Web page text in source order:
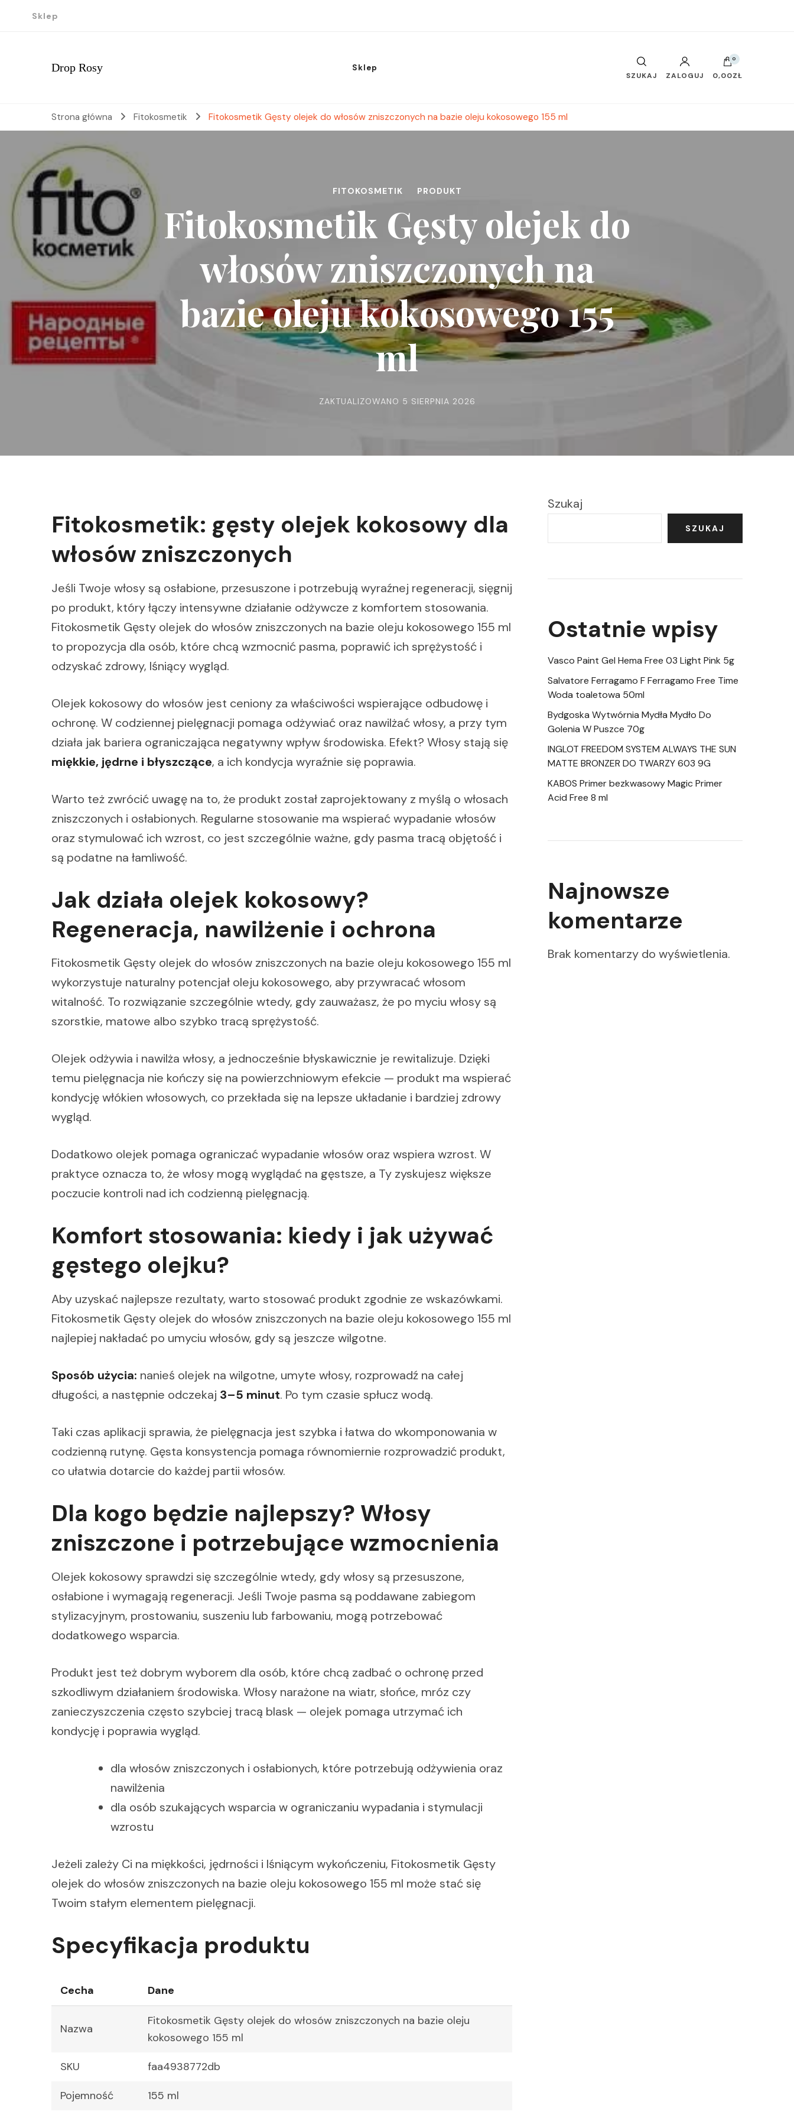
Sklep
Drop Rosy Sklep
SZUKAJ ZALOGUJ
0
0,00ZŁ
Strona główna Fitokosmetik Fitokosmetik Gęsty olejek do włosów zniszczonych na bazie oleju kokosowego 155 ml
FITOKOSMETIK PRODUKT
Fitokosmetik Gęsty olejek do
włosów zniszczonych na
bazie oleju kokosowego 155
ml
ZAKTUALIZOWANO 5 SIERPNIA 2026
Fitokosmetik: gęsty olejek kokosowy dla
włosów zniszczonych
Jeśli Twoje włosy są osłabione, przesuszone i potrzebują wyraźnej regeneracji, sięgnij
po produkt, który łączy intensywne działanie odżywcze z komfortem stosowania.
Fitokosmetik Gęsty olejek do włosów zniszczonych na bazie oleju kokosowego 155 ml
to propozycja dla osób, które chcą wzmocnić pasma, poprawić ich sprężystość i
odzyskać zdrowy, lśniący wygląd.
Olejek kokosowy do włosów jest ceniony za właściwości wspierające odbudowę i
ochronę. W codziennej pielęgnacji pomaga odżywiać oraz nawilżać włosy, a przy tym
działa jak bariera ograniczająca negatywny wpływ środowiska. Efekt? Włosy stają się
miękkie, jędrne i błyszczące, a ich kondycja wyraźnie się poprawia.
Warto też zwrócić uwagę na to, że produkt został zaprojektowany z myślą o włosach
zniszczonych i osłabionych. Regularne stosowanie ma wspierać wypadanie włosów
oraz stymulować ich wzrost, co jest szczególnie ważne, gdy pasma tracą objętość i
są podatne na łamliwość.
Jak działa olejek kokosowy?
Regeneracja, nawilżenie i ochrona
Fitokosmetik Gęsty olejek do włosów zniszczonych na bazie oleju kokosowego 155 ml
wykorzystuje naturalny potencjał oleju kokosowego, aby przywracać włosom
witalność. To rozwiązanie szczególnie wtedy, gdy zauważasz, że po myciu włosy są
szorstkie, matowe albo szybko tracą sprężystość.
Olejek odżywia i nawilża włosy, a jednocześnie błyskawicznie je rewitalizuje. Dzięki
temu pielęgnacja nie kończy się na powierzchniowym efekcie — produkt ma wspierać
kondycję włókien włosowych, co przekłada się na lepsze układanie i bardziej zdrowy
wygląd.
Dodatkowo olejek pomaga ograniczać wypadanie włosów oraz wspiera wzrost. W
praktyce oznacza to, że włosy mogą wyglądać na gęstsze, a Ty zyskujesz większe
poczucie kontroli nad ich codzienną pielęgnacją.
Komfort stosowania: kiedy i jak używać
gęstego olejku?
Aby uzyskać najlepsze rezultaty, warto stosować produkt zgodnie ze wskazówkami.
Fitokosmetik Gęsty olejek do włosów zniszczonych na bazie oleju kokosowego 155 ml
najlepiej nakładać po umyciu włosów, gdy są jeszcze wilgotne.
Sposób użycia: nanieś olejek na wilgotne, umyte włosy, rozprowadź na całej
długości, a następnie odczekaj 3–5 minut. Po tym czasie spłucz wodą.
Taki czas aplikacji sprawia, że pielęgnacja jest szybka i łatwa do wkomponowania w
codzienną rutynę. Gęsta konsystencja pomaga równomiernie rozprowadzić produkt,
co ułatwia dotarcie do każdej partii włosów.
Dla kogo będzie najlepszy? Włosy
zniszczone i potrzebujące wzmocnienia
Olejek kokosowy sprawdzi się szczególnie wtedy, gdy włosy są przesuszone,
osłabione i wymagają regeneracji. Jeśli Twoje pasma są poddawane zabiegom
stylizacyjnym, prostowaniu, suszeniu lub farbowaniu, mogą potrzebować
dodatkowego wsparcia.
Produkt jest też dobrym wyborem dla osób, które chcą zadbać o ochronę przed
szkodliwym działaniem środowiska. Włosy narażone na wiatr, słońce, mróz czy
zanieczyszczenia często szybciej tracą blask — olejek pomaga utrzymać ich
kondycję i poprawia wygląd.
dla włosów zniszczonych i osłabionych, które potrzebują odżywienia oraz
nawilżenia
dla osób szukających wsparcia w ograniczaniu wypadania i stymulacji
wzrostu
Jeżeli zależy Ci na miękkości, jędrności i lśniącym wykończeniu, Fitokosmetik Gęsty
olejek do włosów zniszczonych na bazie oleju kokosowego 155 ml może stać się
Twoim stałym elementem pielęgnacji.
Specyfikacja produktu
Cecha Dane
Nazwa
Fitokosmetik Gęsty olejek do włosów zniszczonych na bazie oleju
kokosowego 155 ml
SKU faa4938772db
Pojemność 155 ml
Szukaj
SZUKAJ
Ostatnie wpisy
Vasco Paint Gel Hema Free 03 Light Pink 5g
Salvatore Ferragamo F Ferragamo Free Time
Woda toaletowa 50ml
Bydgoska Wytwórnia Mydła Mydło Do
Golenia W Puszce 70g
INGLOT FREEDOM SYSTEM ALWAYS THE SUN
MATTE BRONZER DO TWARZY 603 9G
KABOS Primer bezkwasowy Magic Primer
Acid Free 8 ml
Najnowsze
komentarze
Brak komentarzy do wyświetlenia.